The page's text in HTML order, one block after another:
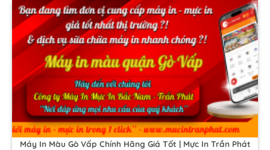
Máy In Màu Gò Vấp Chính Hãng Giá Tốt | Mực In Trần Phát